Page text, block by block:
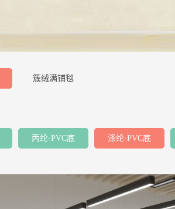
丙纶-PVC底 涤纶-PVC底
簇绒满铺毯